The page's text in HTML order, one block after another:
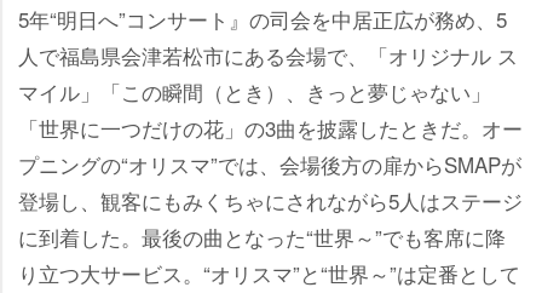
5年“明日へ”コンサート』の司会を中居正広が務め、5
人で福島県会津若松市にある会場で、「オリジナル ス
マイル」「この瞬間（とき）、きっと夢じゃない」
「世界に一つだけの花」の3曲を披露したときだ。オー
プニングの“オリスマ”では、会場後方の扉からSMAPが
登場し、観客にもみくちゃにされながら5人はステージ
に到着した。最後の曲となった“世界～”でも客席に降
り立つ大サービス。“オリスマ”と“世界～”は定番として